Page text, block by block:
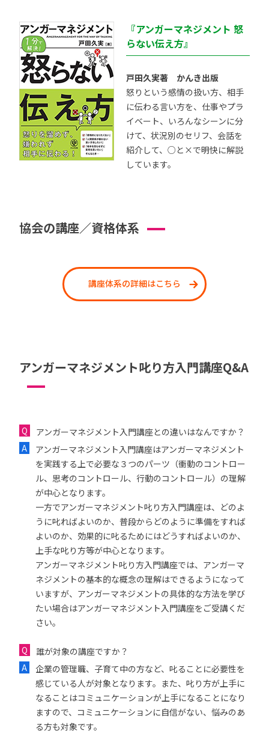
『アンガーマネジメント 怒
らない伝え方』
戸田久実著 かんき出版
怒りという感情の扱い方、相手
に伝わる言い方を、仕事やプラ
イベート、いろんなシーンに分
けて、状況別のセリフ、会話を
紹介して、○と×で明快に解説
しています。
協会の講座／資格体系
講座体系の詳細はこちら
アンガーマネジメント叱り方入門講座Q&A
アンガーマネジメント入門講座との違いはなんですか？
アンガーマネジメント入門講座はアンガーマネジメント
を実践する上で必要な３つのパーツ（衝動のコントロー
ル、思考のコントロール、行動のコントロール）の理解
が中心となります。
一方でアンガーマネジメント叱り方入門講座は、どのよ
うに叱ればよいのか、普段からどのように準備をすれば
よいのか、効果的に叱るためにはどうすればよいのか、
上手な叱り方等が中心となります。
アンガーマネジメント叱り方入門講座では、アンガーマ
ネジメントの基本的な概念の理解はできるようになって
いますが、アンガーマネジメントの具体的な方法を学び
たい場合はアンガーマネジメント入門講座をご受講くだ
さい。
誰が対象の講座ですか？
企業の管理職、子育て中の方など、叱ることに必要性を
感じている人が対象となります。また、叱り方が上手に
なることはコミュニケーションが上手になることになり
ますので、コミュニケーションに自信がない、悩みのあ
る方も対象です。